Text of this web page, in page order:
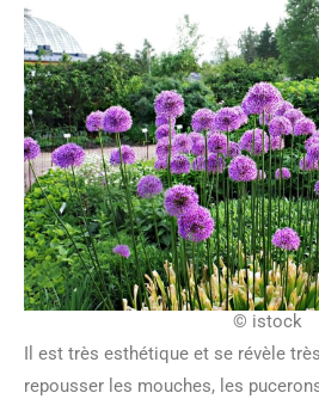
© istock
Il est très esthétique et se révèle
repousser les mouches, les